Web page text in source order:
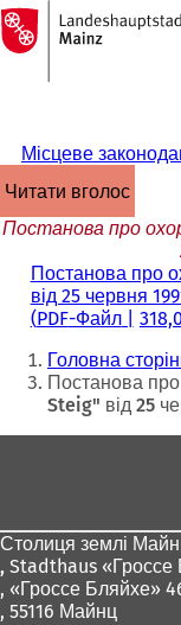
Перейти до змісту
На
головну
сторінку
Місцеве
читати вголос
Постанова про
Постанова про
від 25 червня
PDF-Файл
Ти
тут:
Головна
Постанова
Steig" від 25
Столиця землі
, Stadthaus «Гроссе
, «Гроссе Бляйхе»
, 55116 Майнц